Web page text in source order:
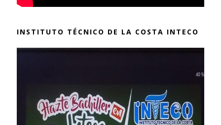
INSTITUTO TÉCNICO DE LA COSTA INTECO